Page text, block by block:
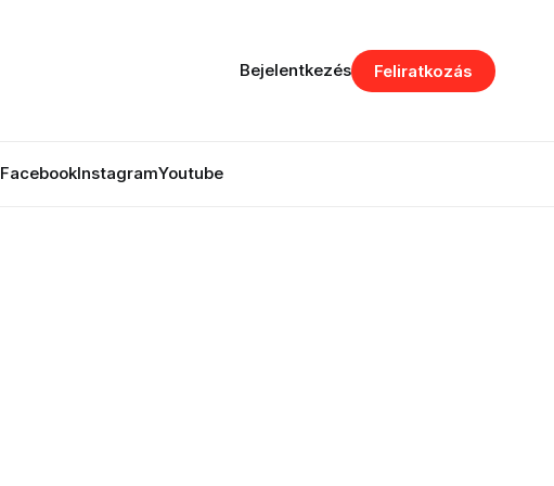
FacebookInstagramYoutube
Bejelentkezés Feliratkozás